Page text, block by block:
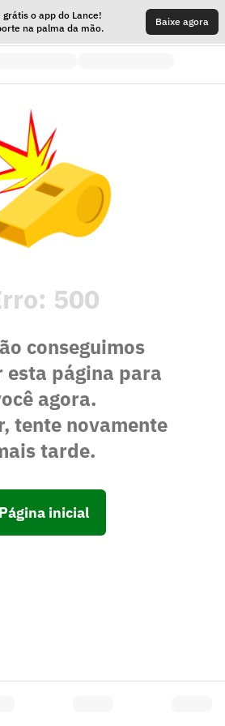
grátis o app do Lance!
na palma da mão.
Baixe agora
500
conseguimos
esta página para
agora.
tente novamente
tarde.
Página inicial